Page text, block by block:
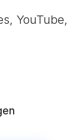
YouTube,